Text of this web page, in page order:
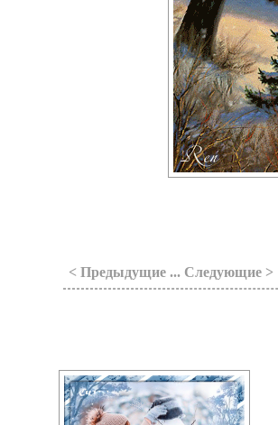
< Предыдущие ... Следующие >